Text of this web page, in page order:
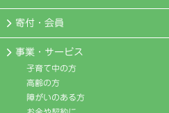
寄付・会員
事業・サービス
子育て中の方
高齢の方
障がいのある方